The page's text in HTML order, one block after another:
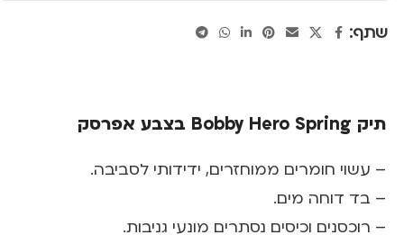
שתף:
תיק Bobby Hero Spring בצבע אפרסק
– עשוי חומרים ממוחזרים, ידידותי לסביבה.
– בד דוחה מים.
– רוכסנים וכיסים נסתרים מונעי גניבות.